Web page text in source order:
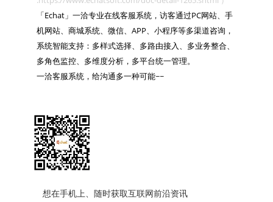
「Echat」一洽专业在线客服系统，访客通过PC网站、手
机网站、商城系统、微信、APP、小程序等多渠道咨询，
系统智能支持：多样式选择、多路由接入、多业务整合、
多角色监控、多维度分析，多平台统一管理。
一洽客服系统，给沟通多一种可能~~
想在手机上、随时获取互联网前沿资讯